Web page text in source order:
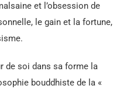
et l’obsession de
le gain et la fortune,
de soi dans sa forme la
bouddhiste de la «